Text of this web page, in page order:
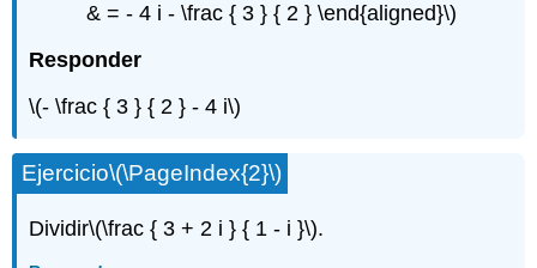
& = - 4 i - \frac { 3 } { 2 } \end{aligned}\)
Responder
\(- \frac { 3 } { 2 } - 4 i\)
Ejercicio\(\PageIndex{2}\)
Dividir\(\frac { 3 + 2 i } { 1 - i }\).